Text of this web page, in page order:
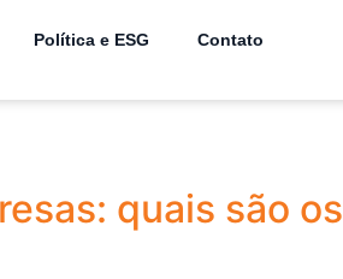
Política e ESG Contato
quais são os